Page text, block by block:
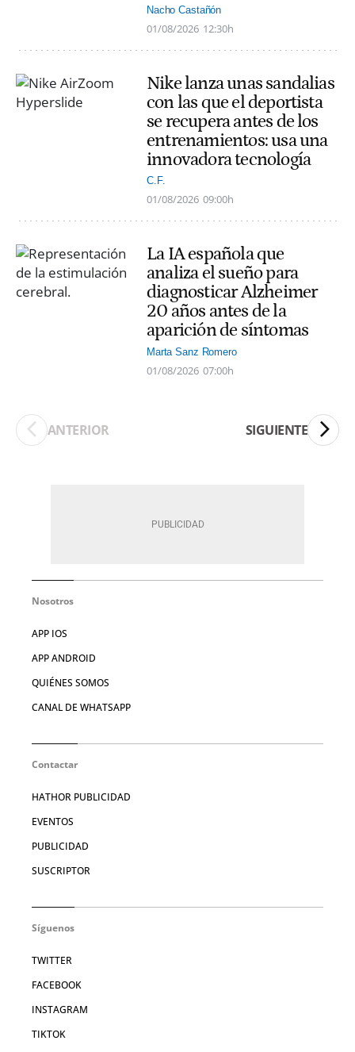
Nacho Castañón
01/08/2026 12:30h
Nike lanza unas sandalias
con las que el deportista
se recupera antes de los
entrenamientos: usa una
innovadora tecnología
C.F.
01/08/2026 09:00h
La IA española que
analiza el sueño para
diagnosticar Alzheimer
20 años antes de la
aparición de síntomas
Marta Sanz Romero
01/08/2026 07:00h
ANTERIOR SIGUIENTE
Nosotros
APP IOS
APP ANDROID
QUIÉNES SOMOS
CANAL DE WHATSAPP
Contactar
HATHOR PUBLICIDAD
EVENTOS
PUBLICIDAD
SUSCRIPTOR
Síguenos
TWITTER
FACEBOOK
INSTAGRAM
TIKTOK